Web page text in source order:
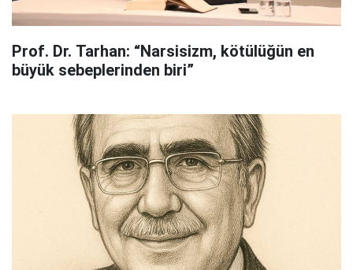
Prof. Dr. Tarhan: “Narsisizm, kötülüğün en
büyük sebeplerinden biri”